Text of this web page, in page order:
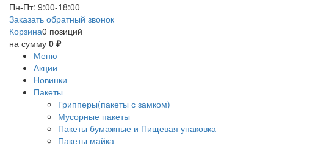
Пн-Пт: 9:00-18:00
Заказать обратный звонок
Корзина0 позиций
на сумму 0 ₽
Меню
Акции
Новинки
Пакеты
Грипперы(пакеты с замком)
Мусорные пакеты
Пакеты бумажные и Пищевая упаковка
Пакеты майка